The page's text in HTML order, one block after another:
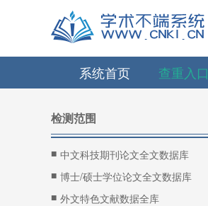
系统首页 查重入口
检测范围
■ 中文科技期刊论文全文数据库
■ 博士/硕士学位论文全文数据库
■ 外文特色文献数据全库